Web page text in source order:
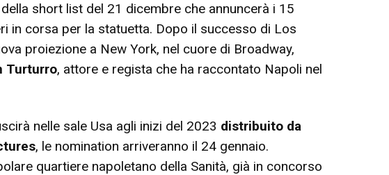
short list del 21 dicembre che annuncerà i 15
in corsa per la statuetta. Dopo il successo di Los
proiezione a New York, nel cuore di Broadway,
Turturro, attore e regista che ha raccontato Napoli nel
nelle sale Usa agli inizi del 2023 distribuito da
, le nomination arriveranno il 24 gennaio.
quartiere napoletano della Sanità, già in concorso